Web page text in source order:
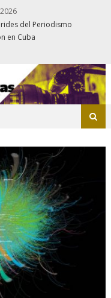
del Periodismo
en Cuba